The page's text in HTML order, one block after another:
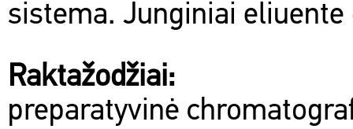
sistema. Junginiai
Raktažodžiai:
preparatyvinė